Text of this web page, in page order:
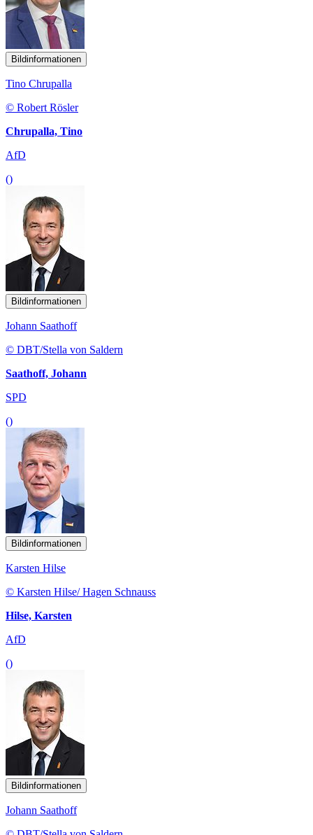
Bildinformationen
Tino Chrupalla
© Robert Rösler
Chrupalla, Tino
AfD
()
Bildinformationen
Johann Saathoff
© DBT/Stella von Saldern
Saathoff, Johann
SPD
()
Bildinformationen
Karsten Hilse
© Karsten Hilse/ Hagen Schnauss
Hilse, Karsten
AfD
()
Bildinformationen
Johann Saathoff